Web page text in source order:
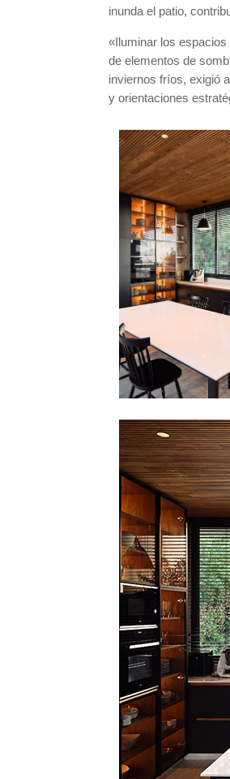
inunda el patio,
«Iluminar los
de elementos de
inviernos fríos, exigió
y orientaciones